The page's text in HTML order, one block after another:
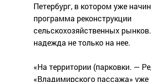
Петербург, в котором уже
программа реконструкции
сельскохозяйственных
надежда не только на нее.
«На территории (парковки. —
«Владимирского пассажа» уже